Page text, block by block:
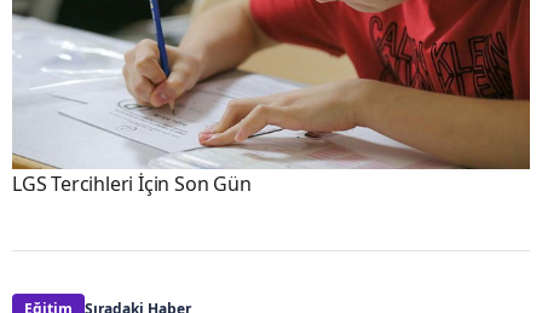
LGS Tercihleri İçin Son Gün